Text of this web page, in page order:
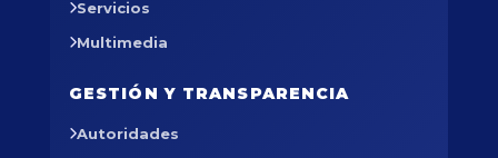
Servicios
Multimedia
GESTIÓN Y TRANSPARENCIA
Autoridades